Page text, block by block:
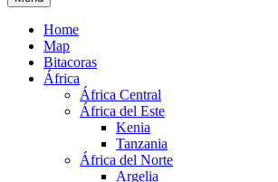
Home
Map
Bitacoras
África
África Central
África del Este
Kenia
Tanzania
África del Norte
Argelia